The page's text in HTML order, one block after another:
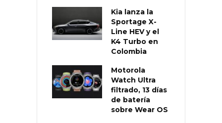
Kia lanza la
Sportage X-
Line HEV y el
K4 Turbo en
Colombia
Motorola
Watch Ultra
filtrado, 13 días
de batería
sobre Wear OS